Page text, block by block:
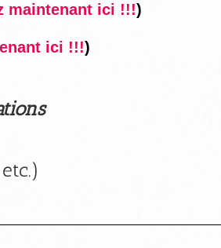
maintenant ici !!!)
ici !!!)